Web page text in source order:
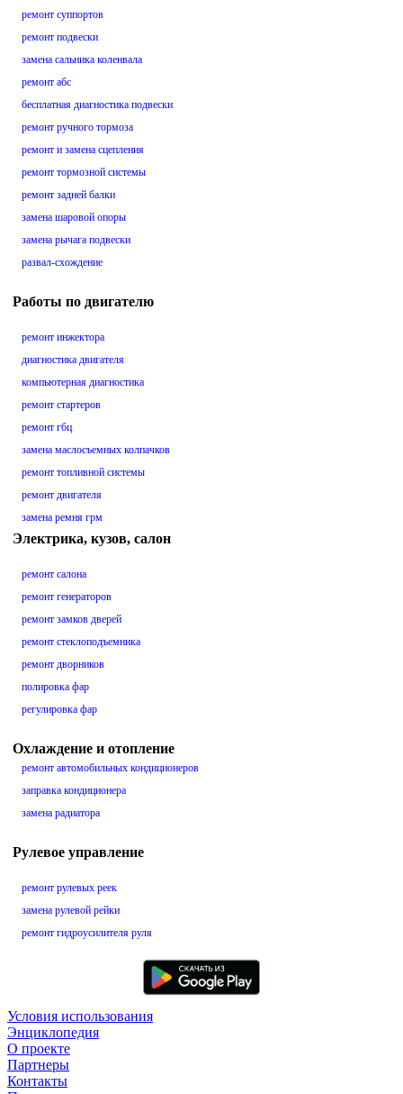
ремонт суппортов
ремонт подвески
замена сальника коленвала
ремонт абс
бесплатная диагностика подвески
ремонт ручного тормоза
ремонт и замена сцепления
ремонт тормозной системы
ремонт задней балки
замена шаровой опоры
замена рычага подвески
развал-схождение
Работы по двигателю
ремонт инжектора
диагностика двигателя
компьютерная диагностика
ремонт стартеров
ремонт гбц
замена маслосъемных колпачков
ремонт топливной системы
ремонт двигателя
замена ремня грм
Электрика, кузов, салон
ремонт салона
ремонт генераторов
ремонт замков дверей
ремонт стеклоподъемника
ремонт дворников
полировка фар
регулировка фар
Охлаждение и отопление
ремонт автомобильных кондиционеров
заправка кондиционера
замена радиатора
Рулевое управление
ремонт рулевых реек
замена рулевой рейки
ремонт гидроусилителя руля
Условия использования
Энциклопедия
О проекте
Партнеры
Контакты